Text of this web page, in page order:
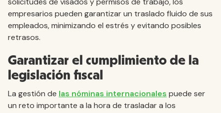
empresarios pueden garantizar un traslado fluido de sus
empleados, minimizando el estrés y evitando posibles
retrasos.
Garantizar el cumplimiento de la
legislación fiscal
La gestión de las nóminas internacionales puede ser
un reto importante a la hora de trasladar a los